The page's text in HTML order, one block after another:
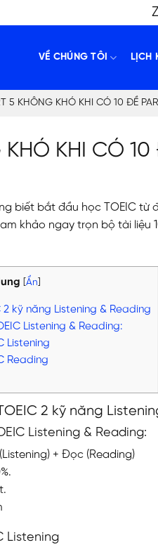
VỀ CHÚNG TÔI LỊCH
5 KHÔNG KHÓ KHI CÓ 10 ĐỀ
KHÓ KHI CÓ
biết bắt đầu học TOEIC
khảo ngay trọn bộ tài liệu
Ẩn
2 kỹ năng Listening & Reading
Listening & Reading:
Listening
Reading
2 kỹ năng
Listening & Reading:
+ Đọc (Reading)
Listening